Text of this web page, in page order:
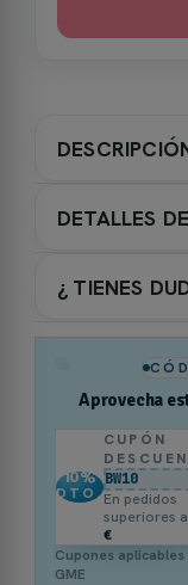
DETALLES
¿ TIENES
Aprovecha
10%
DTO.
CUPÓN
BW10
En pedidos
superiores a
€
Cupones
GME